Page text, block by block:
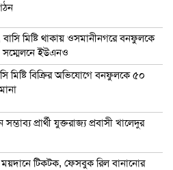
মিষ্টি থাকায় ওসমানীনগরে বনফুলকে
সম্মেলনে ইউএনও
মিষ্টি বিক্রির অভিযোগে বনফুলকে ৫০
প্রার্থী যুক্তরাজ্য প্রবাসী খালেদুর
ময়দানে টিকটক, ফেসবুক রিল বানানোর